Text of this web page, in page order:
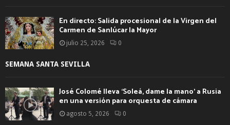
En directo: Salida procesional de la Virgen del
Carmen de Sanlúcar la Mayor
julio 25, 2026 0
SEMANA SANTA SEVILLA
José Colomé lleva ‘Soleá, dame la mano’ a Rusia
en una versión para orquesta de cámara
agosto 5, 2026 0